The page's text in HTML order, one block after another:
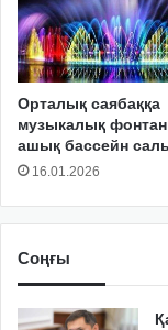
Орталық саябаққа
музыкалық
ашық бассейн
16.01.2026
Соңғы